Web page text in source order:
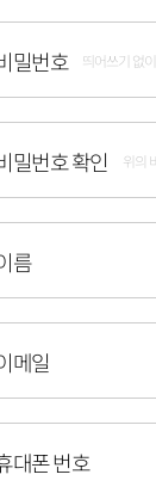
밀번호 띄어쓰기 없
밀번호 확인 위의
름
메일
대폰 번호